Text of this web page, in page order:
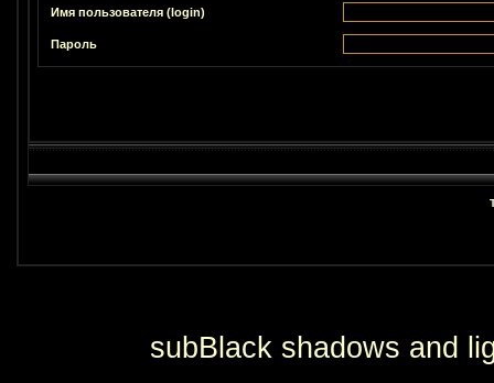
Имя пользователя (login)
Пароль
subBlack shadows and